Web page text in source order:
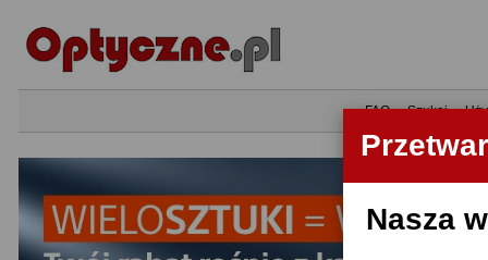
Nasza
•FAQ•Szukaj•